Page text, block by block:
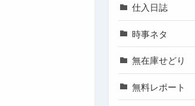
仕入日誌
時事ネタ
無在庫せどり
無料レポート